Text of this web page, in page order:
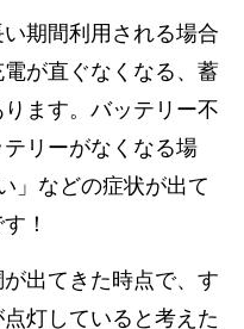
期間利用される場合
が直ぐなくなる、蓄
ます。バッテリー不
リーがなくなる場
」などの症状が出て
！
出てきた時点で、す
灯していると考えた